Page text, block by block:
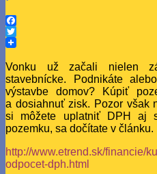
Facebook
Twitter
Vonku už začali nielen
stavebnícke. Podnikáte
výstavbe domov? Kúpiť
a dosiahnuť zisk. Pozor však
si môžete uplatniť DPH aj
pozemku, sa dočítate v článku.
http://www.etrend.sk/financie/
odpocet-dph.html